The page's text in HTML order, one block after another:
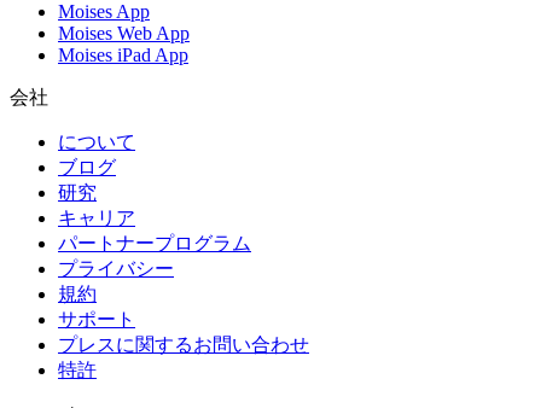
Moises App
Moises Web App
Moises iPad App
会社
について
ブログ
研究
キャリア
パートナープログラム
プライバシー
規約
サポート
プレスに関するお問い合わせ
特許